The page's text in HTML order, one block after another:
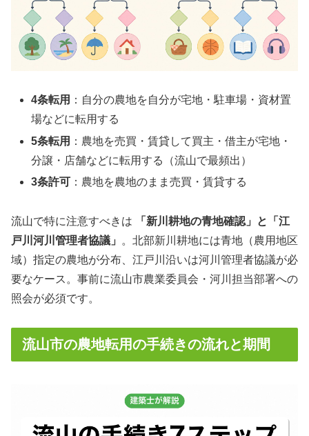
4条転用 ：自分の農地を自分が宅地・駐車場・資材置
場などに転用する
5条転用 ：農地を売買・賃貸して買主・借主が宅地・
分譲・店舗などに転用する（流山で最頻出）
3条許可 ：農地を農地のまま売買・賃貸する
流山で特に注意すべきは
「新川耕地の青地確認」と「江
戸川河川管理者協議」
。北部新川耕地には青地（農用地区
域）指定の農地が分布、江戸川沿いは河川管理者協議が必
要なケース。事前に流山市農業委員会・河川担当部署への
照会が必須です。
流山市の農地転用の手続きの流れと期間